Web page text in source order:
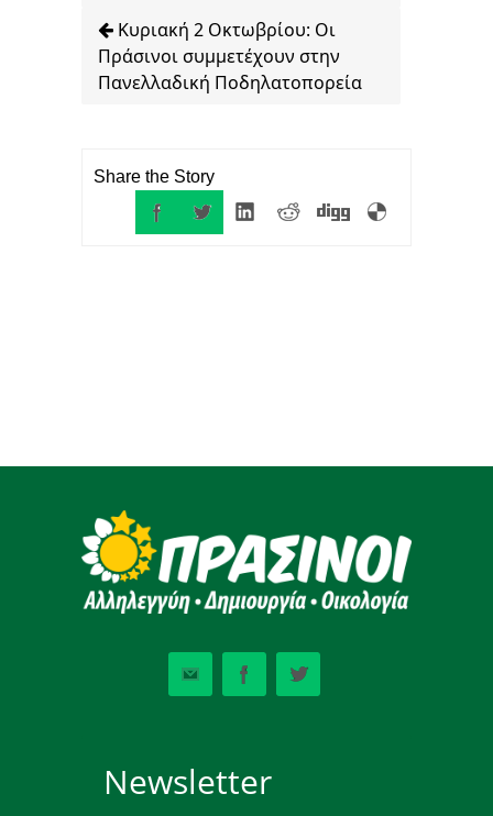
Κυριακή 2 Οκτωβρίου: Οι
Πράσινοι συμμετέχουν στην
Πανελλαδική Ποδηλατοπορεία
Share the Story
Newsletter